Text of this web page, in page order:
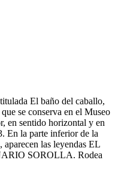
El baño del caballo,
se conserva en el Museo
en sentido horizontal y en
En la parte inferior de la
aparecen las leyendas EL
SOROLLA. Rodea